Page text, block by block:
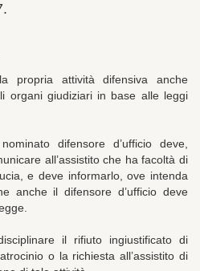
propria attività difensiva anche
organi giudiziari in base alle leggi
difensore d’ufficio deve,
all’assistito che ha facoltà di
e deve informarlo, ove intenda
anche il difensore d’ufficio deve
il rifiuto ingiustificato di
o la richiesta all’assistito di